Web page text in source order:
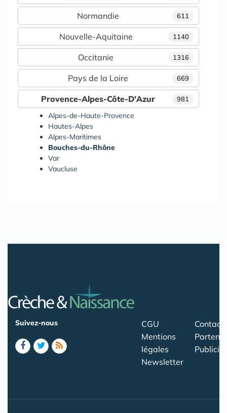
611
Normandie
1140
Nouvelle-Aquitaine
1316
Occitanie
669
Pays de la Loire
981
Provence-Alpes-Côte-D'Azur
Alpes-de-Haute-Provence
Hautes-Alpes
Alpes-Maritimes
Bouches-du-Rhône
Var
Vaucluse
Suivez-nous
CGU
Mentions
légales
Newsletter
Contact
Publicité